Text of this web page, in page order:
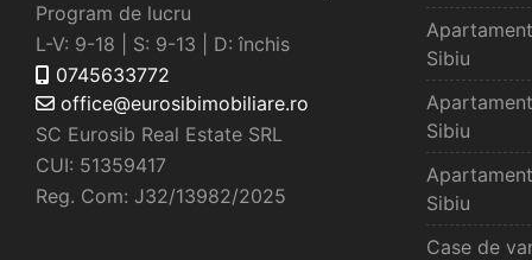
Program de lucru
L-V: 9-18 | S: 9-13 | D: închis
0745633772
office@eurosibimobiliare.ro
SC Eurosib Real Estate SRL
CUI: 51359417
Reg. Com: J32/13982/2025
Sibiu
Sibiu
Sibiu
Case de